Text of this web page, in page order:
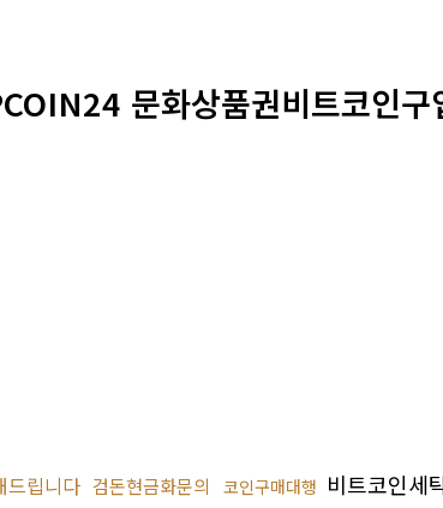
문화상품권비트코인
드립니다 검돈현금화문의 코인구매대행 비트코인세